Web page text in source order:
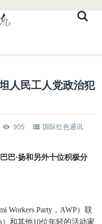
人民工人党政治犯
905
国际红色通讯
巴·扬和另外十位积极分
Workers Party，AWP）联
）和其他10位年轻的活动家